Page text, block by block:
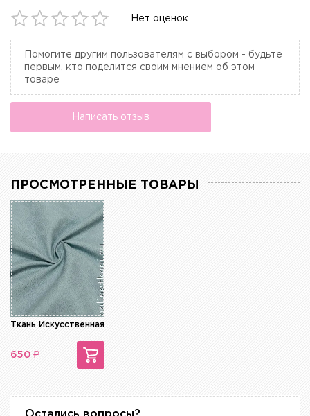
Нет оценок
Помогите другим пользователям с выбором - будьте
первым, кто поделится своим мнением об этом
товаре
Написать отзыв
ПРОСМОТРЕННЫЕ ТОВАРЫ
Ткань Искусственная кожа
650 ₽